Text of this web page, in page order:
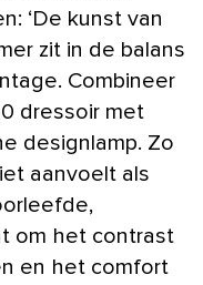
‘De kunst van
zit in de balans
Combineer
dressoir met
designlamp. Zo
aanvoelt als
om het contrast
en het comfort